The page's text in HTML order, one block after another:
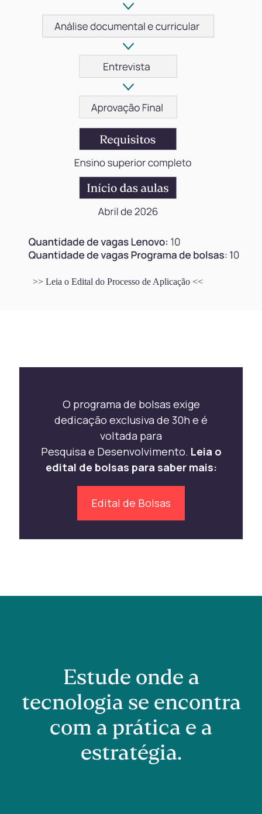
>> Leia o Edital do Processo de Aplicação <<
O programa de bolsas exige
dedicação exclusiva de 30h e é
voltada para
Pesquisa e Desenvolvimento. Leia o
edital de bolsas para saber mais:
Edital de Bolsas
Estude onde a
tecnologia se encontra
com a prática e a
estratégia.